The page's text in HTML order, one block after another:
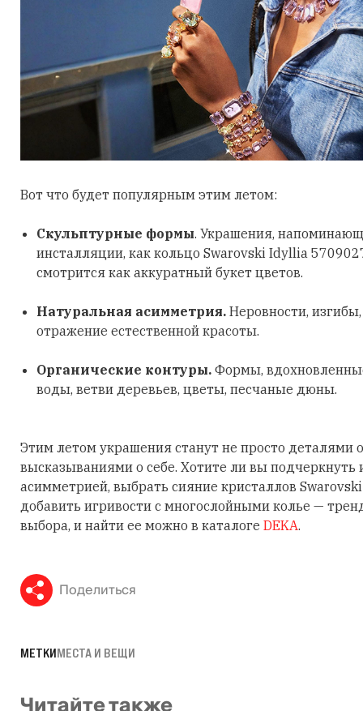
Вот что будет популярным этим летом:
Скульптурные формы. Украшения,
инсталляции, как кольцо Swarovski Idyllia
смотрится как аккуратный букет цветов.
Натуральная асимметрия. Неровности,
отражение естественной красоты.
Органические контуры. Формы,
воды, ветви деревьев, цветы, песчаные дюны.
Этим летом украшения станут не просто деталями
высказываниями о себе. Хотите ли вы подчеркнуть
асимметрией, выбрать сияние кристаллов
добавить игривости с многослойными колье —
выбора, и найти ее можно в каталоге DEKA.
Поделиться
МЕТКИМЕСТА И ВЕЩИ